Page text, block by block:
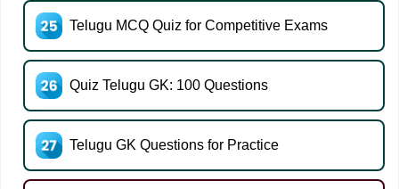
Telugu MCQ Quiz for Competitive Exams
Quiz Telugu GK: 100 Questions
Telugu GK Questions for Practice